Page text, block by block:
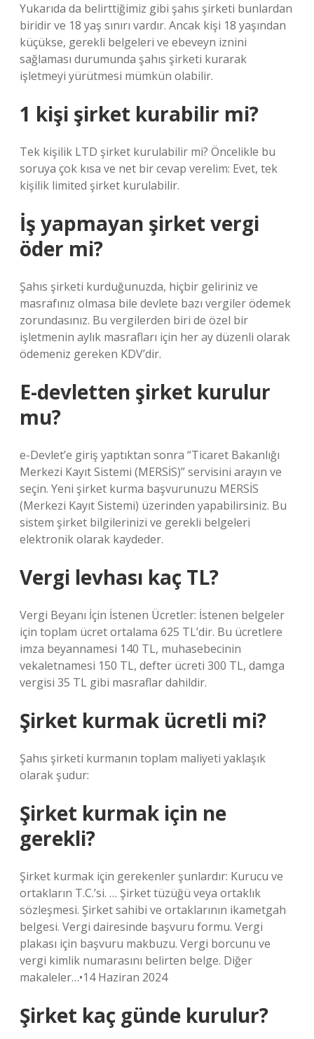
Yukarıda da belirttiğimiz gibi şahıs şirketi bunlardan
biridir ve 18 yaş sınırı vardır. Ancak kişi 18 yaşından
küçükse, gerekli belgeleri ve ebeveyn iznini
sağlaması durumunda şahıs şirketi kurarak
işletmeyi yürütmesi mümkün olabilir.
1 kişi şirket kurabilir mi?
Tek kişilik LTD şirket kurulabilir mi? Öncelikle bu
soruya çok kısa ve net bir cevap verelim: Evet, tek
kişilik limited şirket kurulabilir.
İş yapmayan şirket vergi
öder mi?
Şahıs şirketi kurduğunuzda, hiçbir geliriniz ve
masrafınız olmasa bile devlete bazı vergiler ödemek
zorundasınız. Bu vergilerden biri de özel bir
işletmenin aylık masrafları için her ay düzenli olarak
ödemeniz gereken KDV’dir.
E-devletten şirket kurulur
mu?
e-Devlet’e giriş yaptıktan sonra “Ticaret Bakanlığı
Merkezi Kayıt Sistemi (MERSİS)” servisini arayın ve
seçin. Yeni şirket kurma başvurunuzu MERSİS
(Merkezi Kayıt Sistemi) üzerinden yapabilirsiniz. Bu
sistem şirket bilgilerinizi ve gerekli belgeleri
elektronik olarak kaydeder.
Vergi levhası kaç TL?
Vergi Beyanı İçin İstenen Ücretler: İstenen belgeler
için toplam ücret ortalama 625 TL’dir. Bu ücretlere
imza beyannamesi 140 TL, muhasebecinin
vekaletnamesi 150 TL, defter ücreti 300 TL, damga
vergisi 35 TL gibi masraflar dahildir.
Şirket kurmak ücretli mi?
Şahıs şirketi kurmanın toplam maliyeti yaklaşık
olarak şudur:
Şirket kurmak için ne
gerekli?
Şirket kurmak için gerekenler şunlardır: Kurucu ve
ortakların T.C.’si. … Şirket tüzüğü veya ortaklık
sözleşmesi. Şirket sahibi ve ortaklarının ikametgah
belgesi. Vergi dairesinde başvuru formu. Vergi
plakası için başvuru makbuzu. Vergi borcunu ve
vergi kimlik numarasını belirten belge. Diğer
makaleler…•14 Haziran 2024
Şirket kaç günde kurulur?